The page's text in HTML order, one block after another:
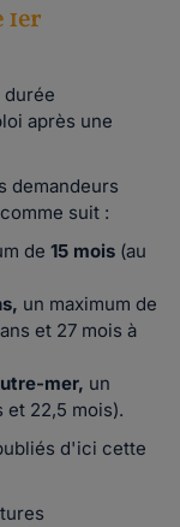
durée
après une
demandeurs
suit :
de 15 mois (au
un maximum de
et 27 mois à
mer, un
et 22,5 mois).
d'ici cette